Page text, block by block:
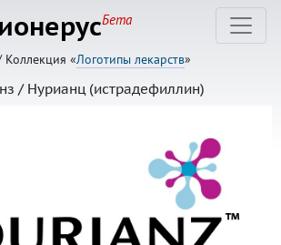
Бета
Коллекция «Логотипы лекарств»
/ Нурианц (истрадефиллин)